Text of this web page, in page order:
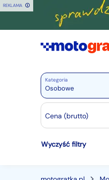
REKLAMA
Kategoria
Osobowe
Motoryzacja
Osobowe
Dostawcze
Cena (brutto)
Wyczyść filtry